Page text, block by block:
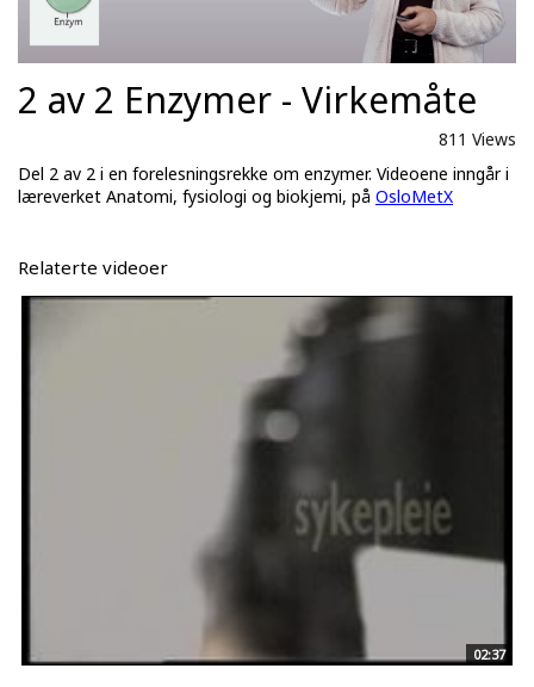
2 av 2 Enzymer - Virkemåte
811 Views
Del 2 av 2 i en forelesningsrekke om enzymer. Videoene inngår i
læreverket Anatomi, fysiologi og biokjemi, på OsloMetX
Relaterte videoer
02:37